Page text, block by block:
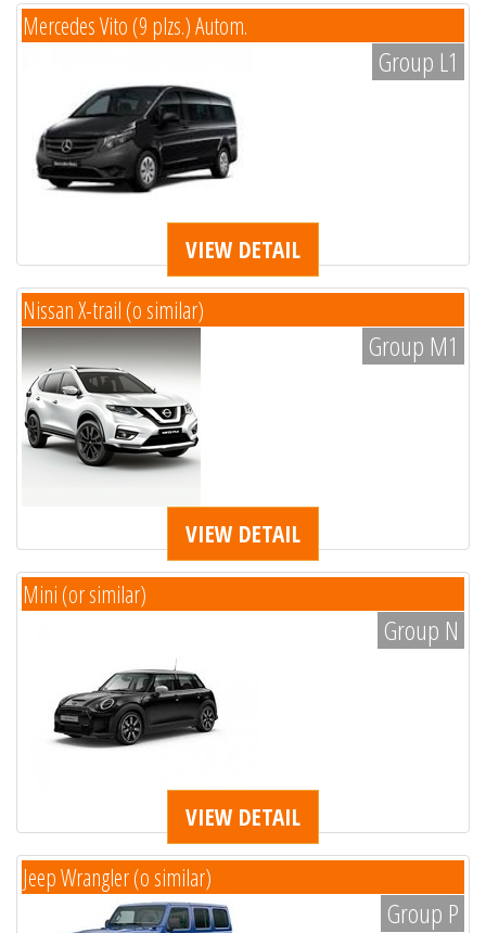
Mercedes Vito (9 plzs.) Autom.
Group L1
VIEW DETAIL
Nissan X-trail (o similar)
Group M1
VIEW DETAIL
Mini (or similar)
Group N
VIEW DETAIL
Jeep Wrangler (o similar)
Group P